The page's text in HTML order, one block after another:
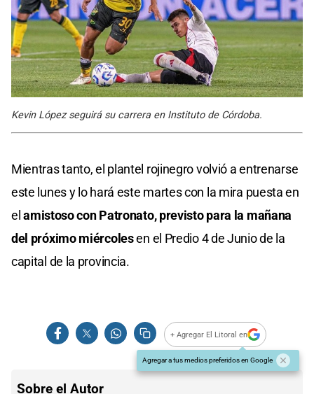
Kevin López seguirá su carrera en Instituto de Córdoba.
Mientras tanto, el plantel rojinegro volvió a entrenarse
este lunes y lo hará este martes con la mira puesta en
elamistoso con Patronato, previsto para la mañana
del próximo miércolesen el Predio 4 de Junio de la
capital de la provincia.
+ Agregar El Litoral en
Agregar a tus medios preferidos en Google
Sobre el Autor